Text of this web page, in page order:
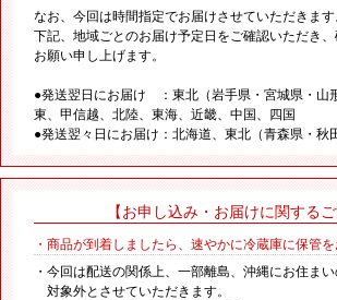
なお、今回は時間指定でお届けさせていただきます
下記、地域ごとのお届け予定日をご確認いただき
お願い申し上げます。
●発送翌日にお届け ：東北（岩手県・宮城県・山
東、甲信越、北陸、東海、近畿、中国、四国
●発送翌々日にお届け：北海道、東北（青森県・秋
【お申し込み・お届けに関するご
・商品が到着しましたら、速やかに冷蔵庫に保管を
・今回は配送の関係上、一部離島、沖縄にお住ま
対象外とさせていただきます。